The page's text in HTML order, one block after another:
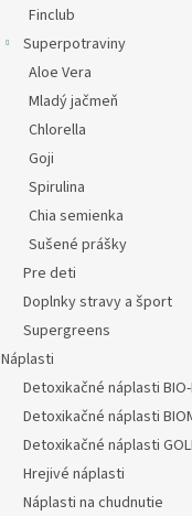
Finclub
Superpotraviny
Aloe Vera
Mladý jačmeň
Chlorella
Goji
Spirulina
Chia semienka
Sušené prášky
Pre deti
Doplnky stravy a šport
Supergreens
Náplasti
Detoxikačné náplasti BIO-
Detoxikačné náplasti
Detoxikačné náplasti
Hrejivé náplasti
Náplasti na chudnutie